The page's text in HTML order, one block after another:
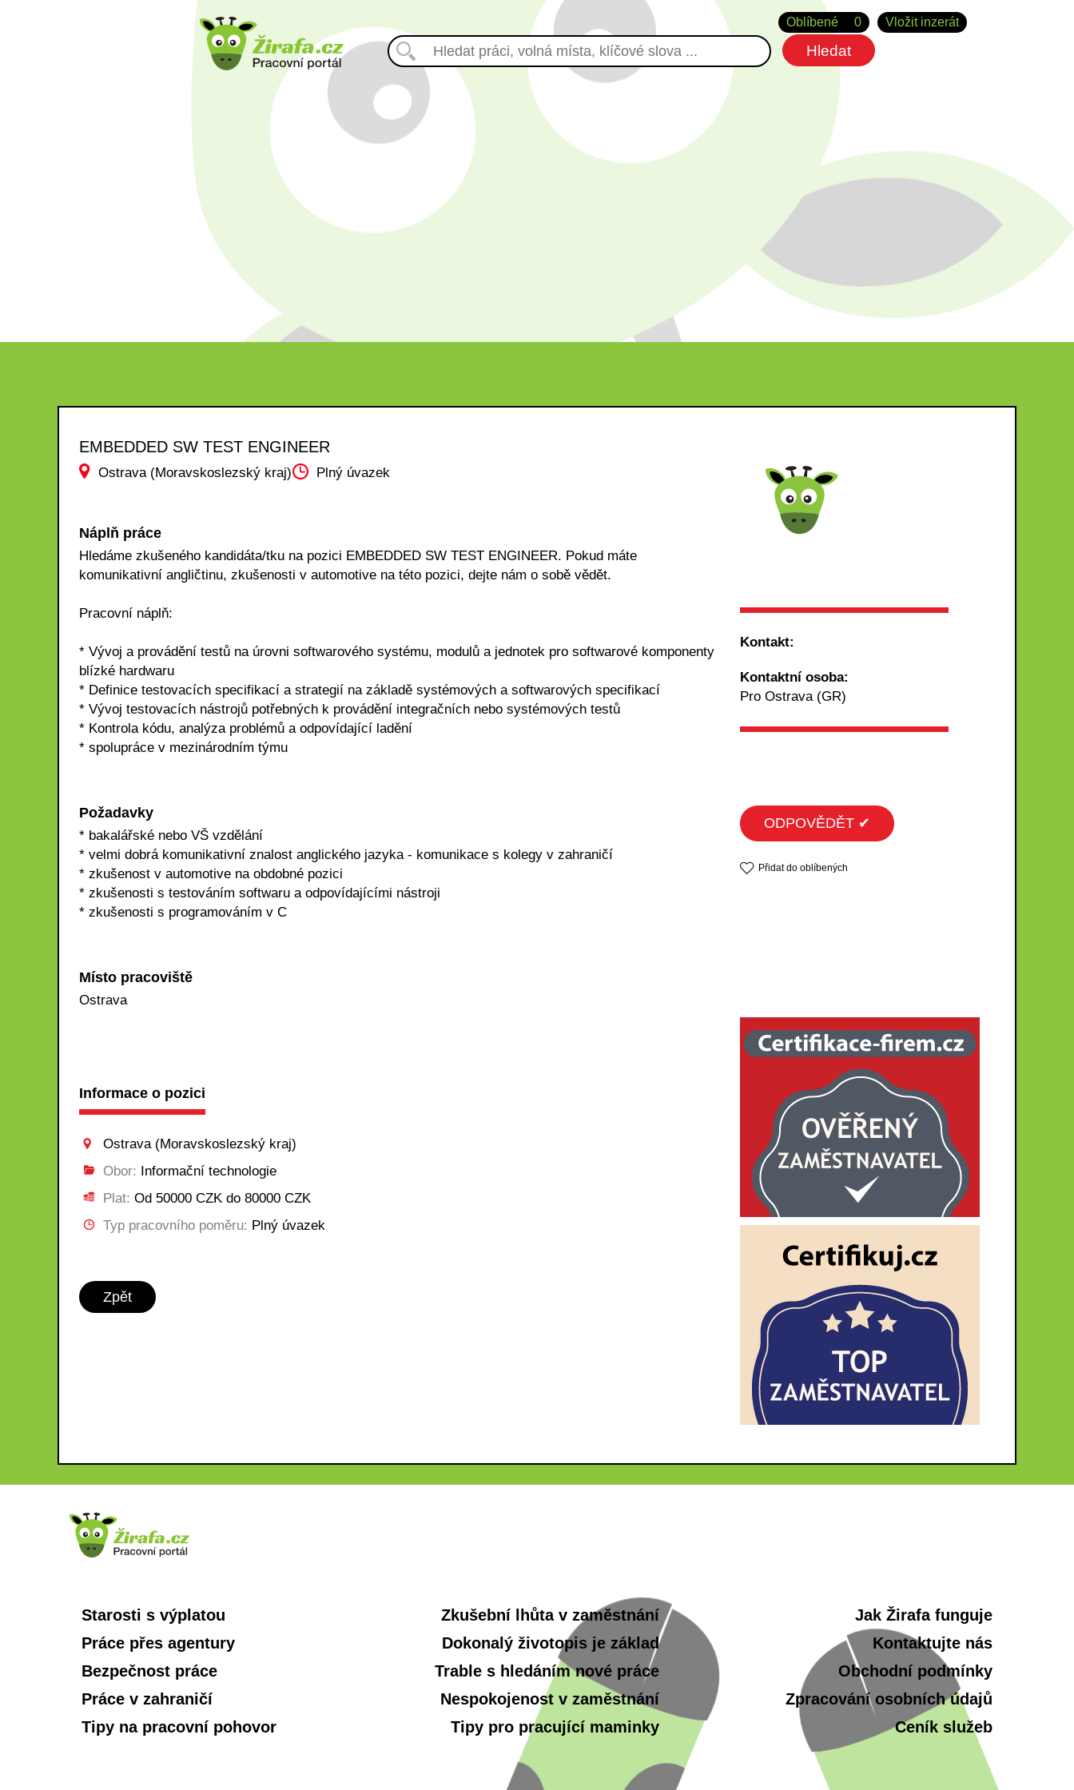
Vložit inzerát
Oblíbené 0
EMBEDDED SW TEST ENGINEER
Ostrava (Moravskoslezský kraj) Plný úvazek
Náplň práce
Hledáme zkušeného kandidáta/tku na pozici EMBEDDED SW TEST ENGINEER. Pokud máte
komunikativní angličtinu, zkušenosti v automotive na této pozici, dejte nám o sobě vědět.
Pracovní náplň:
* Vývoj a provádění testů na úrovni softwarového systému, modulů a jednotek pro softwarové komponenty
blízké hardwaru
* Definice testovacích specifikací a strategií na základě systémových a softwarových specifikací
* Vývoj testovacích nástrojů potřebných k provádění integračních nebo systémových testů
* Kontrola kódu, analýza problémů a odpovídající ladění
* spolupráce v mezinárodním týmu
Požadavky
* bakalářské nebo VŠ vzdělání
* velmi dobrá komunikativní znalost anglického jazyka - komunikace s kolegy v zahraničí
* zkušenost v automotive na obdobné pozici
* zkušenosti s testováním softwaru a odpovídajícími nástroji
* zkušenosti s programováním v C
Místo pracoviště
Ostrava
Informace o pozici
Ostrava (Moravskoslezský kraj)
Obor: Informační technologie
Plat: Od 50000 CZK do 80000 CZK
Typ pracovního poměru: Plný úvazek
Zpět
Kontakt:
Kontaktní osoba:
Pro Ostrava (GR)
ODPOVĚDĚT ✔
Přidat do oblíbených
Starosti s výplatou
Práce přes agentury
Bezpečnost práce
Práce v zahraničí
Tipy na pracovní pohovor
Zkušební lhůta v zaměstnání
Dokonalý životopis je základ
Trable s hledáním nové práce
Nespokojenost v zaměstnání
Tipy pro pracující maminky
Jak Žirafa funguje
Kontaktujte nás
Obchodní podmínky
Zpracování osobních údajů
Ceník služeb